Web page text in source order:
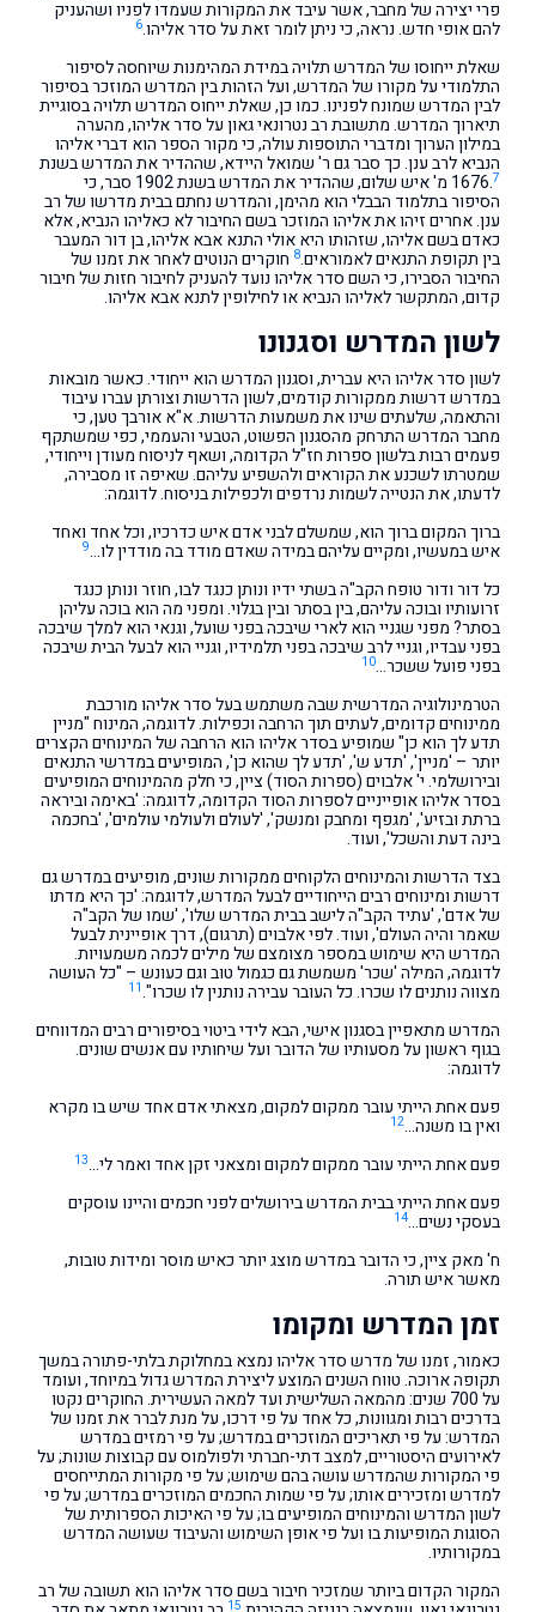
פרי יצירה של מחבר, אשר עיבד את המקורות שעמדו לפניו ושהעניק
להם אופי חדש. נראה, כי ניתן לומר זאת על סדר אליהו.6
שאלת ייחוסו של המדרש תלויה במידת המהימנות שיוחסה לסיפור
התלמודי על מקורו של המדרש, ועל הזהות בין המדרש המוזכר בסיפור
לבין המדרש שמונח לפנינו. כמו כן, שאלת ייחוס המדרש תלויה בסוגיית
תיארוך המדרש. מתשובת רב נטרונאי גאון על סדר אליהו, מהערה
במילון הערוך ומדברי התוספות עולה, כי מקור הספר הוא דברי אליהו
הנביא לרב ענן. כך סבר גם ר' שמואל היידא, שההדיר את המדרש בשנת
1676.7 מ' איש שלום, שההדיר את המדרש בשנת 1902 סבר, כי
הסיפור בתלמוד הבבלי הוא מהימן, והמדרש נחתם בבית מדרשו של רב
ענן. אחרים זיהו את אליהו המוזכר בשם החיבור לא כאליהו הנביא, אלא
כאדם בשם אליהו, שזהותו היא אולי התנא אבא אליהו, בן דור המעבר
בין תקופת התנאים לאמוראים.8 חוקרים הנוטים לאחר את זמנו של
החיבור הסבירו, כי השם סדר אליהו נועד להעניק לחיבור חזות של חיבור
קדום, המתקשר לאליהו הנביא או לחילופין לתנא אבא אליהו.
לשון המדרש וסגנונו
לשון סדר אליהו היא עברית, וסגנון המדרש הוא ייחודי. כאשר מובאות
במדרש דרשות ממקורות קודמים, לשון הדרשות וצורתן עברו עיבוד
והתאמה, שלעתים שינו את משמעות הדרשות. א"א אורבך טען, כי
מחבר המדרש התרחק מהסגנון הפשוט, הטבעי והעממי, כפי שמשתקף
פעמים רבות בלשון ספרות חז"ל הקדומה, ושאף לניסוח מעודן וייחודי,
שמטרתו לשכנע את הקוראים ולהשפיע עליהם. שאיפה זו מסבירה,
לדעתו, את הנטייה לשמות נרדפים ולכפילות בניסוח. לדוגמה:
ברוך המקום ברוך הוא, שמשלם לבני אדם איש כדרכיו, וכל אחד ואחד
איש במעשיו, ומקיים עליהם במידה שאדם מודד בה מודדין לו…9
כל דור ודור טופח הקב"ה בשתי ידיו ונותן כנגד לבו, חוזר ונותן כנגד
זרועותיו ובוכה עליהם, בין בסתר ובין בגלוי. ומפני מה הוא בוכה עליהן
בסתר? מפני שגניי הוא לארי שיבכה בפני שועל, וגנאי הוא למלך שיבכה
בפני עבדיו, וגניי לרב שיבכה בפני תלמידיו, וגניי הוא לבעל הבית שיבכה
בפני פועל ששכר…10
הטרמינולוגיה המדרשית שבה משתמש בעל סדר אליהו מורכבת
ממינוחים קדומים, לעתים תוך הרחבה וכפילות. לדוגמה, המינוח "מניין
תדע לך הוא כן" שמופיע בסדר אליהו הוא הרחבה של המינוחים הקצרים
יותר – 'מניין', 'תדע ש', 'תדע לך שהוא כן', המופיעים במדרשי התנאים
ובירושלמי. י' אלבוים (ספרות הסוד) ציין, כי חלק מהמינוחים המופיעים
בסדר אליהו אופייניים לספרות הסוד הקדומה, לדוגמה: 'באימה וביראה
ברתת ובזיע', 'מגפף ומחבק ומנשק', 'לעולם ולעולמי עולמים', 'בחכמה
בינה דעת והשכל', ועוד.
בצד הדרשות והמינוחים הלקוחים ממקורות שונים, מופיעים במדרש גם
דרשות ומינוחים רבים הייחודיים לבעל המדרש, לדוגמה: 'כך היא מדתו
של אדם', 'עתיד הקב"ה לישב בבית המדרש שלו', 'שמו של הקב"ה
שאמר והיה העולם', ועוד. לפי אלבוים (תרגום), דרך אופיינית לבעל
המדרש היא שימוש במספר מצומצם של מילים לכמה משמעויות.
לדוגמה, המילה 'שכר' משמשת גם כגמול טוב וגם כעונש – "כל העושה
מצווה נותנים לו שכרו. כל העובר עבירה נותנין לו שכרו".11
המדרש מתאפיין בסגנון אישי, הבא לידי ביטוי בסיפורים רבים המדווחים
בגוף ראשון על מסעותיו של הדובר ועל שיחותיו עם אנשים שונים.
לדוגמה:
פעם אחת הייתי עובר ממקום למקום, מצאתי אדם אחד שיש בו מקרא
ואין בו משנה…12
פעם אחת הייתי עובר ממקום למקום ומצאני זקן אחד ואמר לי…13
פעם אחת הייתי בבית המדרש בירושלים לפני חכמים והיינו עוסקים
בעסקי נשים…14
ח' מאק ציין, כי הדובר במדרש מוצג יותר כאיש מוסר ומידות טובות,
מאשר איש תורה.
זמן המדרש ומקומו
כאמור, זמנו של מדרש סדר אליהו נמצא במחלוקת בלתי-פתורה במשך
תקופה ארוכה. טווח השנים המוצע ליצירת המדרש גדול במיוחד, ועומד
על 700 שנים: מהמאה השלישית ועד למאה העשירית. החוקרים נקטו
בדרכים רבות ומגוונות, כל אחד על פי דרכו, על מנת לברר את זמנו של
המדרש: על פי תאריכים המוזכרים במדרש; על פי רמזים במדרש
לאירועים היסטוריים, למצב דתי-חברתי ולפולמוס עם קבוצות שונות; על
פי המקורות שהמדרש עושה בהם שימוש; על פי מקורות המתייחסים
למדרש ומזכירים אותו; על פי שמות החכמים המוזכרים במדרש; על פי
לשון המדרש והמינוחים המופיעים בו; על פי האיכות הספרותית של
הסוגות המופיעות בו ועל פי אופן השימוש והעיבוד שעושה המדרש
במקורותיו.
המקור הקדום ביותר שמזכיר חיבור בשם סדר אליהו הוא תשובה של רב
15